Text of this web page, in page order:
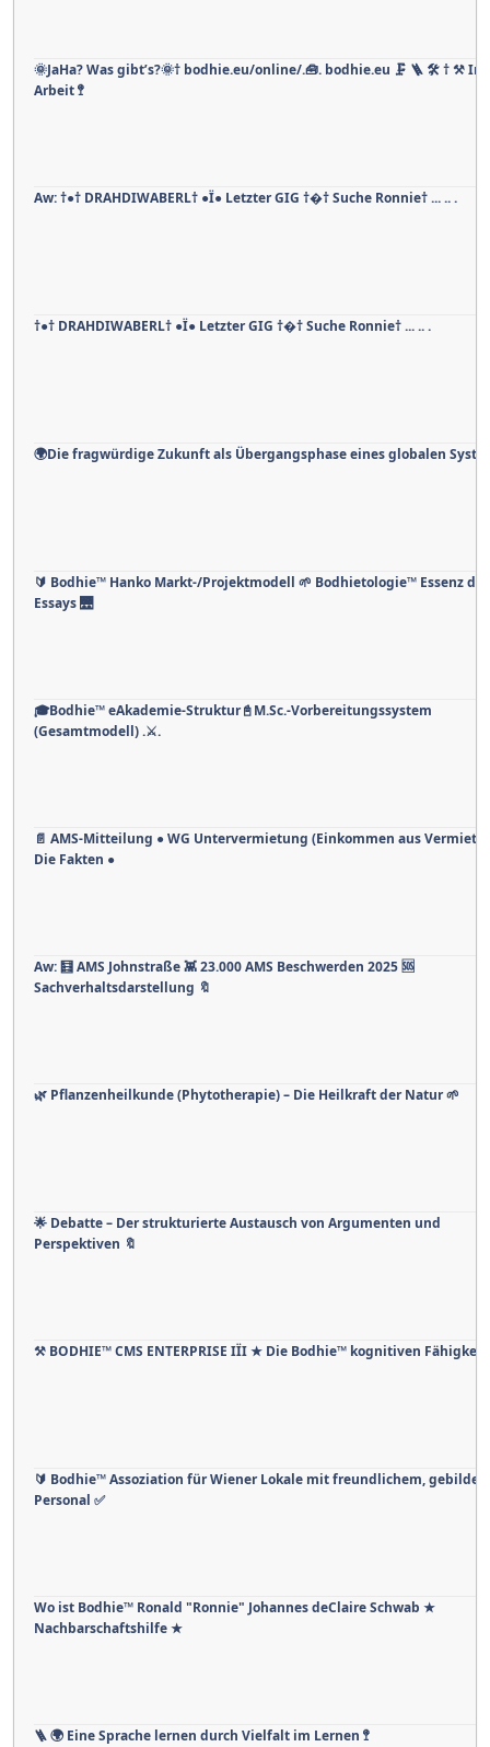
🌞JaHa? Was gibt’s?🌞† bodhie.eu/online/.🧰. bodhie.eu 🗜 🪜 🛠 † ⚒ In
Arbeit 🚏
Aw: †●† DRAHDIWABERL† ●Ï● Letzter GIG †�† Suche Ronnie† ... .. .
†●† DRAHDIWABERL† ●Ï● Letzter GIG †�† Suche Ronnie† ... .. .
🌍Die fragwürdige Zukunft als Übergangsphase eines globalen
🔰 Bodhie™ Hanko Markt-/Projektmodell 🌱 Bodhietologie™ Essenz des
Essays 🌉
🎓Bodhie™ eAkademie-Struktur📓M.Sc.-Vorbereitungssystem
(Gesamtmodell) .⚔.
📄 AMS-Mitteilung ● WG Untervermietung (Einkommen aus
Die Fakten ●
Aw: 🧮 AMS Johnstraße 👾 23.000 AMS Beschwerden 2025 🆘
Sachverhaltsdarstellung 🔖
🌿 Pflanzenheilkunde (Phytotherapie) – Die Heilkraft der Natur 🌱
🌟 Debatte – Der strukturierte Austausch von Argumenten und
Perspektiven 🔖
⚒ BODHIE™ CMS ENTERPRISE IÏI ★ Die Bodhie™ kognitiven
🔰 Bodhie™ Assoziation für Wiener Lokale mit freundlichem,
Personal ✅
Wo ist Bodhie™ Ronald "Ronnie" Johannes deClaire Schwab ★
Nachbarschaftshilfe ★
🪜 🌍 Eine Sprache lernen durch Vielfalt im Lernen 🚏